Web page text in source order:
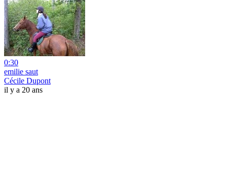
0:30
emilie saut
Cécile Dupont
il y a 20 ans